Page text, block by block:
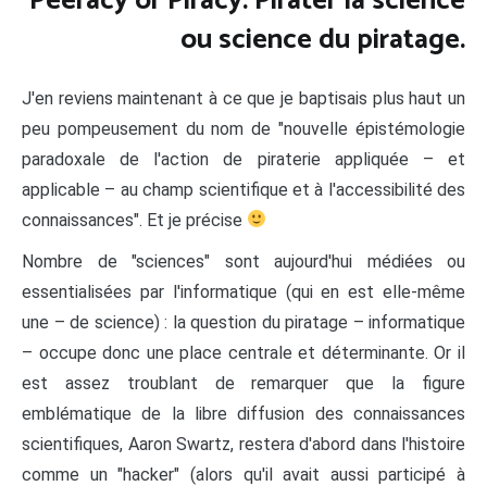
ou science du piratage.
J'en reviens maintenant à ce que je baptisais plus haut un
peu pompeusement du nom de "nouvelle épistémologie
paradoxale de l'action de piraterie appliquée – et
applicable – au champ scientifique et à l'accessibilité des
connaissances". Et je précise
Nombre de "sciences" sont aujourd'hui médiées ou
essentialisées par l'informatique (qui en est elle-même
une – de science) : la question du piratage – informatique
– occupe donc une place centrale et déterminante. Or il
est assez troublant de remarquer que la figure
emblématique de la libre diffusion des connaissances
scientifiques, Aaron Swartz, restera d'abord dans l'histoire
comme un "hacker" (alors qu'il avait aussi participé à